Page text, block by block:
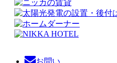
お問い